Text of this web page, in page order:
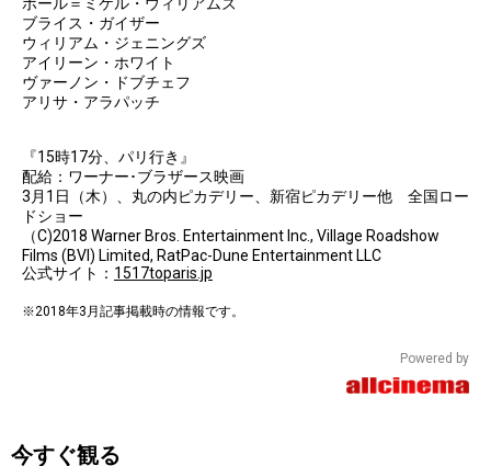
ブライス・ガイザー
ウィリアム・ジェニングズ
アイリーン・ホワイト
ヴァーノン・ドブチェフ
アリサ・アラパッチ
『15時17分、パリ行き』
配給：ワーナー･ブラザース映画
3月1日（木）、丸の内ピカデリー、新宿ピカデリー他 全国ロー
ドショー
（C)2018 Warner Bros. Entertainment Inc., Village Roadshow
Films (BVI) Limited, RatPac-Dune Entertainment LLC
公式サイト： 1517toparis.jp
※2018年3月記事掲載時の情報です。
Powered by
今すぐ観る